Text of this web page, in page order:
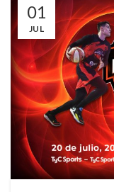
01
JUL